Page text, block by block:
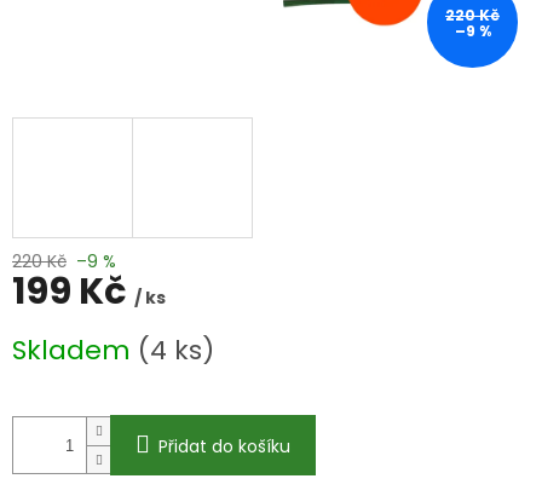
220 Kč
–9 %
220 Kč –9 %
199 Kč / ks
cena:
Skladem (4 ks)
Přidat do košíku